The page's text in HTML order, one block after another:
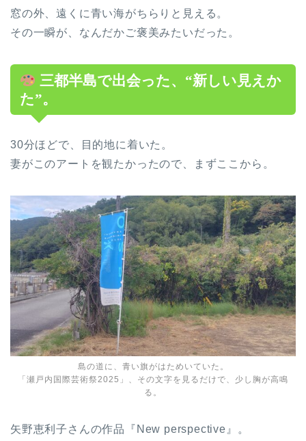
窓の外、遠くに青い海がちらりと見える。
その一瞬が、なんだかご褒美みたいだった。
三都半島で出会った、“新しい見えか
た”。
30分ほどで、目的地に着いた。
妻がこのアートを観たかったので、まずここから。
島の道に、青い旗がはためいていた。
「瀬戸内国際芸術祭2025」、その文字を見るだけで、少し胸が高鳴
る。
矢野恵利子さんの作品『New perspective』。